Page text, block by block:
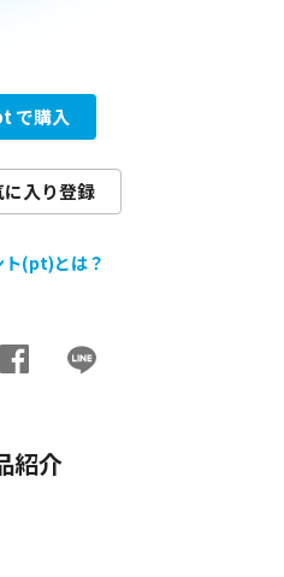
で購入
に入り登録
ト(pt)とは？
紹介